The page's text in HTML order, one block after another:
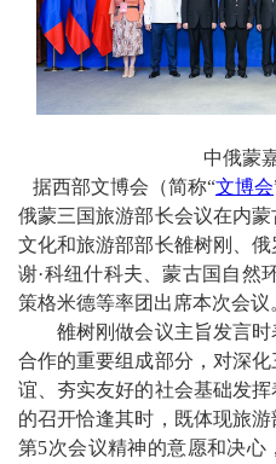
中俄蒙
据西部文博会（简称“文博会
俄蒙三国旅游部长会议在内
文化和旅游部部长雒树刚、
谢·科纽什科夫、蒙古国自然
策格米德等率团出席本次会议
雒树刚做会议主旨发言时
合作的重要组成部分，对深
谊、夯实友好的社会基础发
的召开恰逢其时，既体现旅
第5次会议精神的意愿和决心